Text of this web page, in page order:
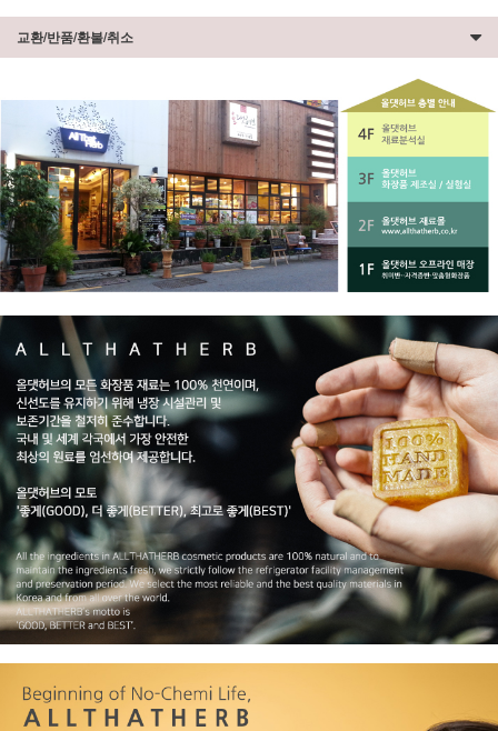
교환/반품/환불/취소